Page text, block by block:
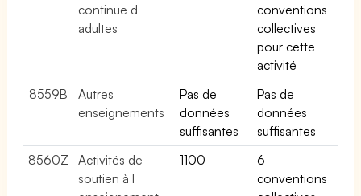
continue d
adultes
conventions
collectives
pour cette
activité
8559B
Autres
enseignements
Pas de
données
suffisantes
Pas de
données
suffisantes
8560Z
Activités de
soutien à l
1100
6
conventions